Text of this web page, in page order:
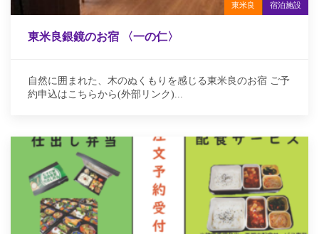
東米良 宿泊施設
東米良銀鏡のお宿 〈一の仁〉
自然に囲まれた、木のぬくもりを感じる東米良のお宿 ご予
約申込はこちらから(外部リンク)...